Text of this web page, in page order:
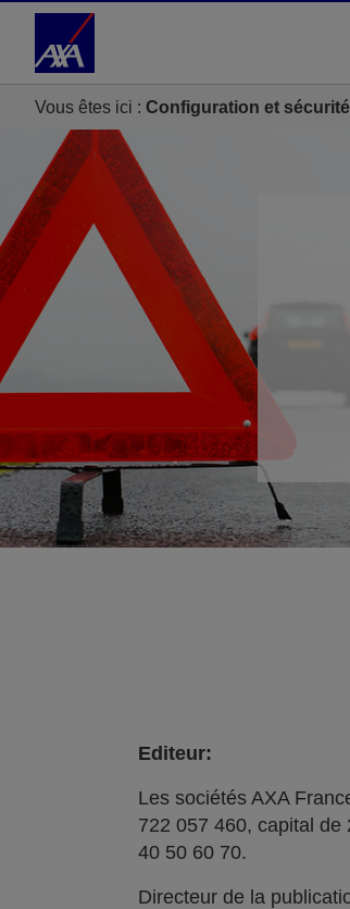
Accéder au Contenu
Vous êtes ici : Configuration et sécurité
Editeur:
Les sociétés AXA
722 057 460, capital de
40 50 60 70.
Directeur de la